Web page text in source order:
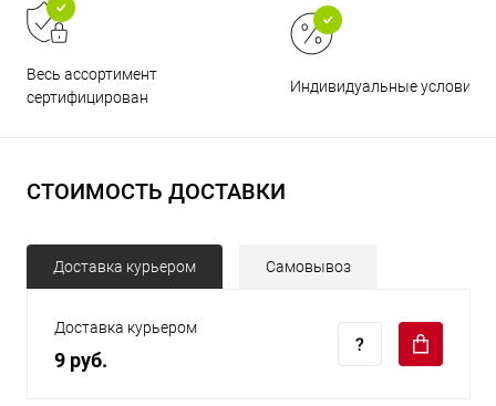
Весь ассортимент
сертифицирован
Индивидуальные условия
СТОИМОСТЬ ДОСТАВКИ
Доставка курьером Самовывоз
Доставка курьером
9 руб.